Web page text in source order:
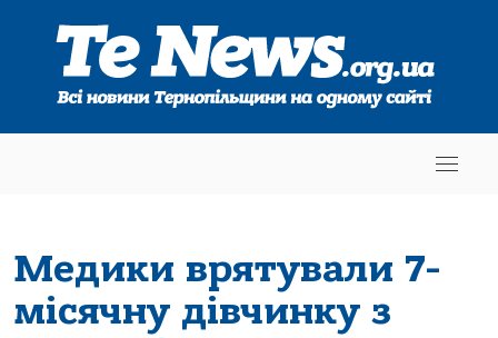
Медики врятували 7-
місячну дівчинку з